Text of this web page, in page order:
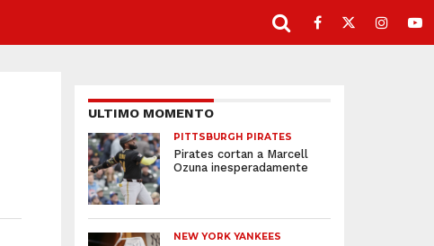
ULTIMO MOMENTO
PITTSBURGH PIRATES
Pirates cortan a Marcell
Ozuna inesperadamente
NEW YORK YANKEES